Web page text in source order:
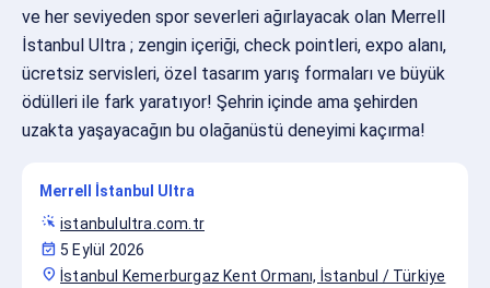
ve her seviyeden spor severleri ağırlayacak olan Merrell
İstanbul Ultra ; zengin içeriği, check pointleri, expo alanı,
ücretsiz servisleri, özel tasarım yarış formaları ve büyük
ödülleri ile fark yaratıyor! Şehrin içinde ama şehirden
uzakta yaşayacağın bu olağanüstü deneyimi kaçırma!
Merrell İstanbul Ultra
web_traffic istanbulultra.com.tr
event_available 5 Eylül 2026
location_on İstanbul Kemerburgaz Kent Ormanı, İstanbul / Türkiye